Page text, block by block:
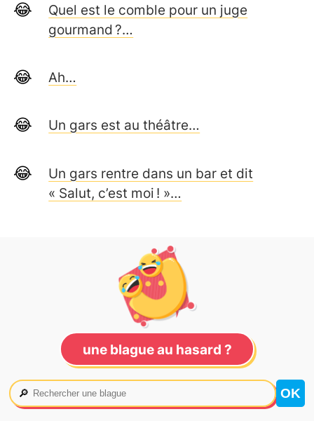
Quel est le comble pour un juge
gourmand ?…
Ah…
Un gars est au théâtre…
Un gars rentre dans un bar et dit
« Salut, c’est moi ! »…
une blague au hasard ?
🔎